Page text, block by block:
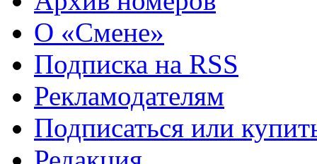
О «Смене»
Подписка на RSS
Рекламодателям
Подписаться или